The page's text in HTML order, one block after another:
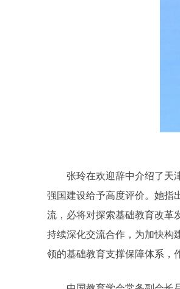
张玲在欢迎辞中介绍了天津
强国建设给予高度评价。她指
流，必将对探索基础教育改革
持续深化交流合作，为加快构
领的基础教育支撑保障体系，